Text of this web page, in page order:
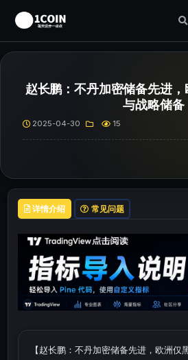
赵长鹏：不丹加密储备先进
与战略储备
2025-04-30 15
详情介绍 常见问题
【赵长鹏：不丹加密储备先进，欧洲仅